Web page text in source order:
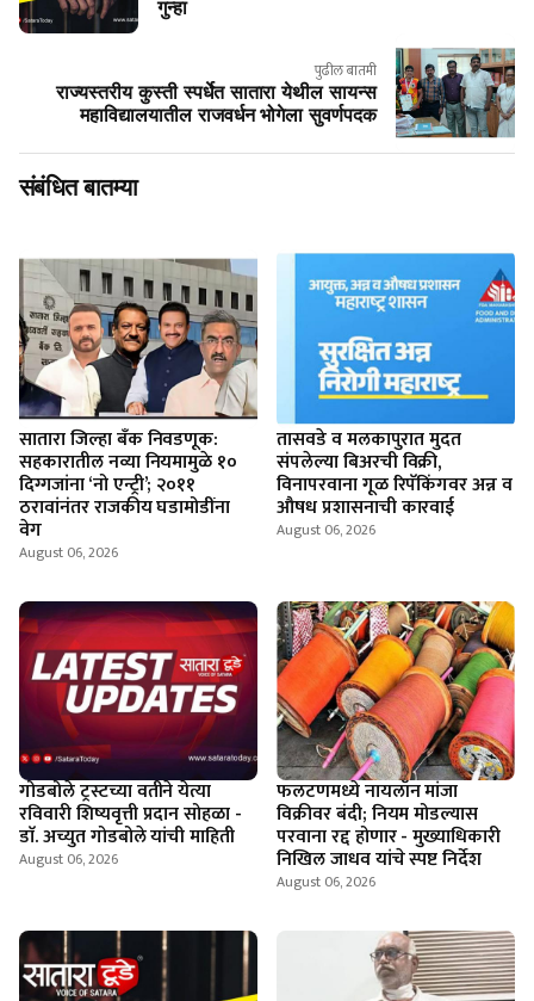
गुन्हा
पुढील बातमी
राज्यस्तरीय कुस्ती स्पर्धेत सातारा येथील सायन्स
महाविद्यालयातील राजवर्धन भोगेला सुवर्णपदक
संबंधित बातम्या
सातारा जिल्हा बँक निवडणूक:
सहकारातील नव्या नियमामुळे १०
दिग्गजांना ‘नो एन्ट्री’; २०११
ठरावांनंतर राजकीय घडामोडींना
वेग
August 06, 2026
तासवडे व मलकापुरात मुदत
संपलेल्या बिअरची विक्री,
विनापरवाना गूळ रिपॅकिंगवर अन्न व
औषध प्रशासनाची कारवाई
August 06, 2026
गोडबोले ट्रस्टच्या वतीने येत्या
रविवारी शिष्यवृत्ती प्रदान सोहळा -
डाॅ. अच्युत गोडबोले यांची माहिती
August 06, 2026
फलटणमध्ये नायलॉन मांजा
विक्रीवर बंदी; नियम मोडल्यास
परवाना रद्द होणार - मुख्याधिकारी
निखिल जाधव यांचे स्पष्ट निर्देश
August 06, 2026